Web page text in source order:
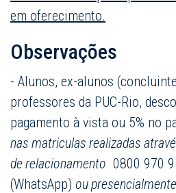
em oferecimento.
Observações
- Alunos, ex-alunos
professores da PUC-Rio,
pagamento à vista ou 5% no
nas matriculas realizadas
de relacionamento 0800 970
(WhatsApp) ou